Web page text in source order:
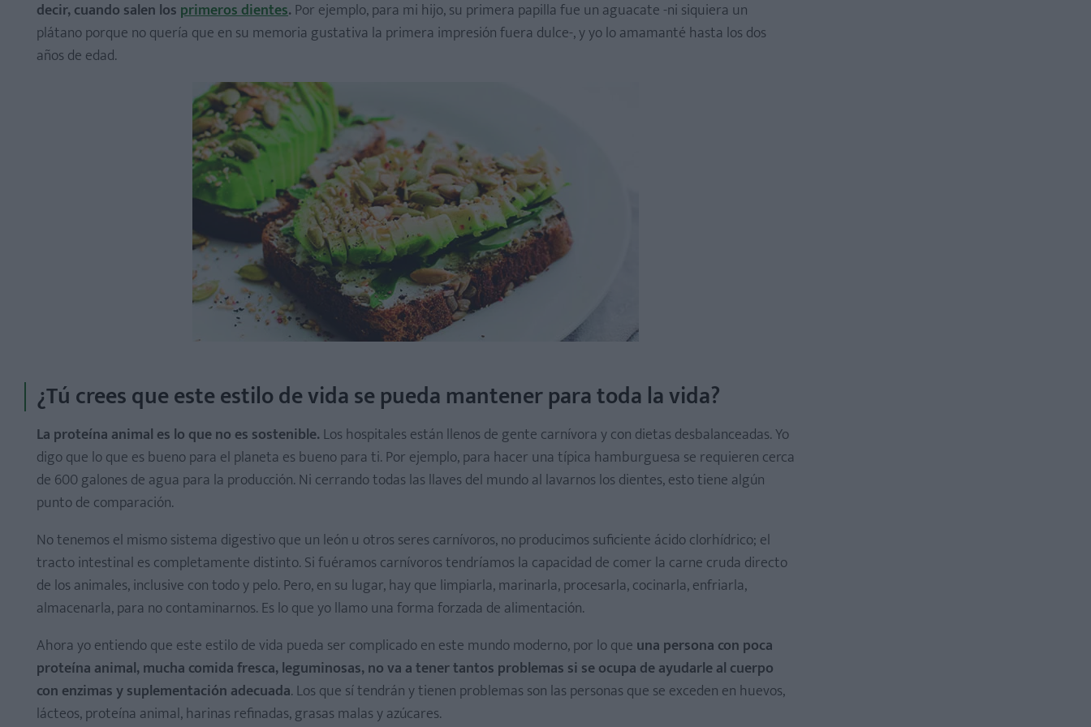
decir, cuando salen los primeros dientes. Por ejemplo, para mi hijo, su primera papilla fue un aguacate -ni siquiera un
plátano porque no quería que en su memoria gustativa la primera impresión fuera dulce-, y yo lo amamanté hasta los dos
años de edad.
¿Tú crees que este estilo de vida se pueda mantener para toda la vida?
La proteína animal es lo que no es sostenible. Los hospitales están llenos de gente carnívora y con dietas desbalanceadas. Yo
digo que lo que es bueno para el planeta es bueno para ti. Por ejemplo, para hacer una típica hamburguesa se requieren cerca
de 600 galones de agua para la producción. Ni cerrando todas las llaves del mundo al lavarnos los dientes, esto tiene algún
punto de comparación.
No tenemos el mismo sistema digestivo que un león u otros seres carnívoros, no producimos suficiente ácido clorhídrico; el
tracto intestinal es completamente distinto. Si fuéramos carnívoros tendríamos la capacidad de comer la carne cruda directo
de los animales, inclusive con todo y pelo. Pero, en su lugar, hay que limpiarla, marinarla, procesarla, cocinarla, enfriarla,
almacenarla, para no contaminarnos. Es lo que yo llamo una forma forzada de alimentación.
Ahora yo entiendo que este estilo de vida pueda ser complicado en este mundo moderno, por lo que una persona con poca
proteína animal, mucha comida fresca, leguminosas, no va a tener tantos problemas si se ocupa de ayudarle al cuerpo
con enzimas y suplementación adecuada. Los que sí tendrán y tienen problemas son las personas que se exceden en huevos,
lácteos, proteína animal, harinas refinadas, grasas malas y azúcares.